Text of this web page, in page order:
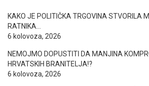
KAKO JE POLITIČKA TRGOVINA STVORILA
RATNIKA…
6 kolovoza, 2026
NEMOJMO DOPUSTITI DA MANJINA
HRVATSKIH BRANITELJA!?
6 kolovoza, 2026